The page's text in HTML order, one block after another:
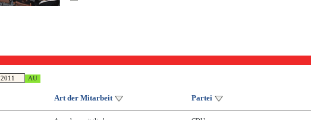
Art der Mitarbeit Partei